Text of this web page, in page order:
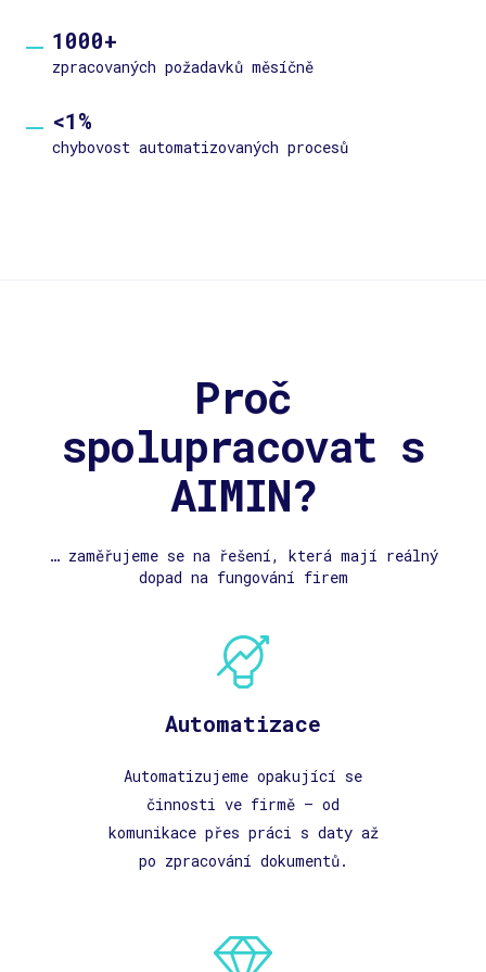
1000+
zpracovaných požadavků měsíčně
<1%
chybovost automatizovaných procesů
Proč
spolupracovat s
AIMIN?
… zaměřujeme se na řešení, která mají reálný
dopad na fungování firem
Automatizace
Automatizujeme opakující se
činnosti ve firmě – od
komunikace přes práci s daty až
po zpracování dokumentů.